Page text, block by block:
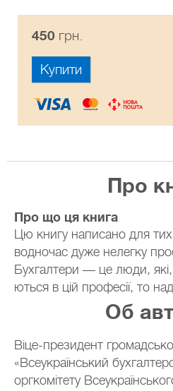
450 грн.
Купити
Про
Про що ця книга
Цю книгу написано для
водночас дуже нелегку
Бухгалтери — це люди,
ються в цій професії, то
випадків назавжди. Про
легенд. У деяких людей
стереотипний образ
клерка в нарукавниках та
насправді це зовсім не
Об
Віце-президент громадської
«Всеукраїнський
оргкомітету